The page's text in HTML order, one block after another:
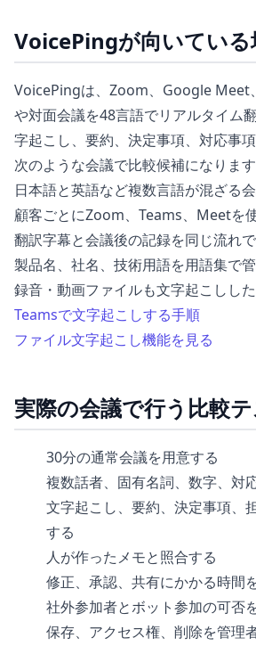
VoicePingが向いている
VoicePingは、Zoom、Google
や対面会議を48言語でリアルタイム
字起こし、要約、決定事項、対応事項
次のような会議で比較候補になります
日本語と英語など複数言語が混ざる
顧客ごとにZoom、Teams、Meetを
翻訳字幕と会議後の記録を同じ流れ
製品名、社名、技術用語を用語集で
録音・動画ファイルも文字起こしし
Teamsで文字起こしする手順
ファイル文字起こし機能を見る
実際の会議で行う比較テ
30分の通常会議を用意する
複数話者、固有名詞、数字、対
文字起こし、要約、決定事項、
する
人が作ったメモと照合する
修正、承認、共有にかかる時間
社外参加者とボット参加の可否
保存、アクセス権、削除を管理